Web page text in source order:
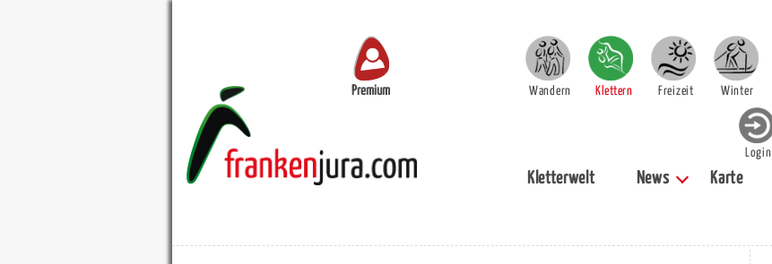
Premium Wandern Klettern Freizeit Winter
Login
Kletterwelt News Karte